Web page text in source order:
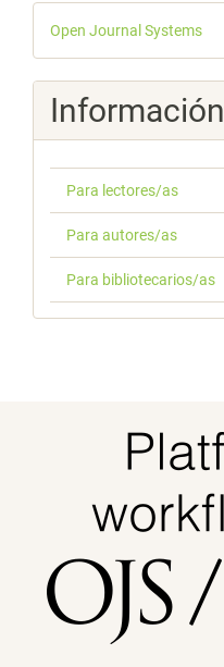
Desarrollado
por
Open Journal Systems
Información
Para lectores/as
Para autores/as
Para bibliotecarios/as